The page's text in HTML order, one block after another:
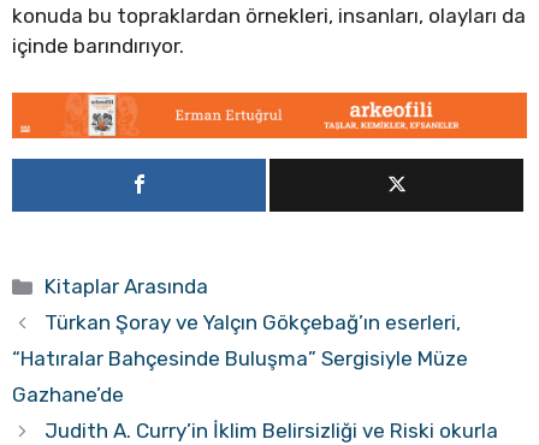
konuda bu topraklardan örnekleri, insanları, olayları da
içinde barındırıyor.
Kategoriler
Kitaplar Arasında
Türkan Şoray ve Yalçın Gökçebağ’ın eserleri,
“Hatıralar Bahçesinde Buluşma” Sergisiyle Müze
Gazhane’de
Judith A. Curry’in İklim Belirsizliği ve Riski okurla